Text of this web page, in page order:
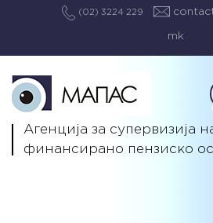
(02) 3224 229
mk
Агенција за супервизија
финансирано пензиско